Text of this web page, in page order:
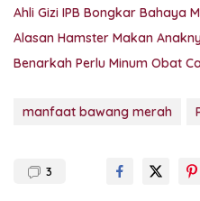
Ahli Gizi IPB Bongkar Bahaya
Alasan Hamster Makan
Benarkah Perlu Minum Obat
manfaat bawang merah
3